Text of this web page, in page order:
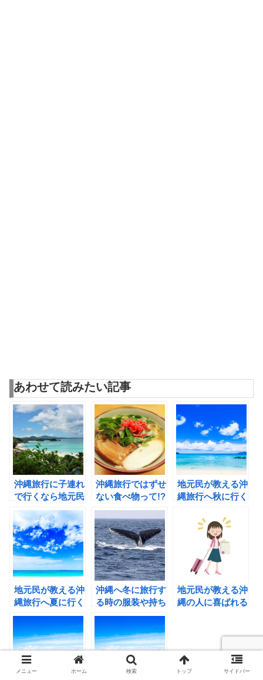
あわせて読みたい記事
沖縄旅行に子連れ
で行くなら地元民
がおすすめするリ
ゾートホテル3タ
イプ！
沖縄旅行ではずせ
ない食べ物って!?
地元民おすすめの
お店もご紹介しま
す！
地元民が教える沖
縄旅行へ秋に行く
は！秋の観光スポ
ットもご紹介しま
地元民が教える沖
縄旅行へ夏に行く
時の服装や持ち物
は？おすすめのパ
ワースポットもご
紹介します！
沖縄へ冬に旅行す
る時の服装や持ち
物は!?地元民が教
える観光スポット
も！
地元民が教える沖
縄の人に喜ばれる
メニュー ホーム 検索 トップ サイドバー